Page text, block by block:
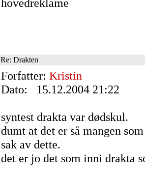
hovedreklame
Re: Drakten
Forfatter: Kristin
Dato: 15.12.2004 21:22
syntest drakta var dødskul.
dumt at det er så mangen
sak av dette.
det er jo det som inni drakta